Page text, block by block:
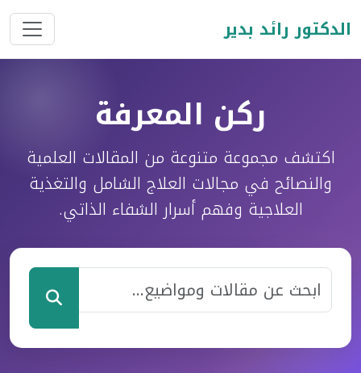
الدكتور رائد بدير
ركن المعرفة
اكتشف مجموعة متنوعة من المقالات العلمية
والنصائح في مجالات العلاج الشامل والتغذية
العلاجية وفهم أسرار الشفاء الذاتي.